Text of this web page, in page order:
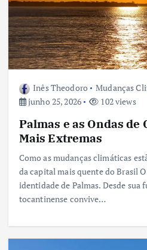
Inês Theodoro
Mudanças
junho 25, 2026
102 views
Palmas e as Ondas de
Mais Extremas
Como as mudanças climáticas
da capital mais quente do Brasil
identidade de Palmas. Desde sua
tocantinense convive…